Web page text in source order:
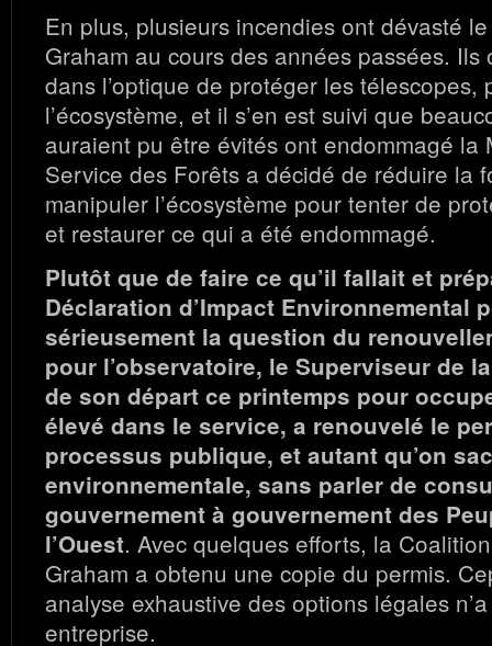
En plus, plusieurs incendies ont dévasté
Graham au cours des années passées. Ils
dans l’optique de protéger les télescopes,
l’écosystème, et il s’en est suivi que
auraient pu être évités ont endommagé la
Service des Forêts a décidé de réduire la
manipuler l’écosystème pour tenter de
et restaurer ce qui a été endommagé.
Plutôt que de faire ce qu’il fallait et
Déclaration d’Impact Environnemental
sérieusement la question du
pour l’observatoire, le Superviseur de
de son départ ce printemps pour
élevé dans le service, a renouvelé le
processus publique, et autant qu’on
environnementale, sans parler de
gouvernement à gouvernement des
l’Ouest. Avec quelques efforts, la
Graham a obtenu une copie du permis.
analyse exhaustive des options légales
entreprise.